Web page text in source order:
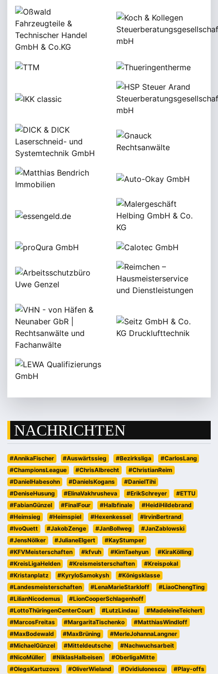
NACHRICHTEN
#AnnikaFischer #Auswärtssieg #Bezirksliga
#CarlosLang
#ChampionsLeague
#ChrisAlbrecht
#ChristianReim
#DanielHabesohn
#DanielsKogans
#DanielTihi
#DeniseHusung
#ElinaVakhrusheva #ErikSchreyer
#ETTU
#FabianGünzel
#FinalFour #Halbfinale
#HeidiHildebrand
#Heimsieg
#Heimspiel #Hexenkessel
#IrvinBertrand
#IvoQuett
#JakobZenge #JanBollweg
#JanZablowski
#JensNölker
#JulianeElgert
#KayStumper
#KFVMeisterschaften
#kfvuh #KimTaehyun
#KiraKölling
#KreisLigaHelden
#Kreismeisterschaften
#Kreispokal
#Kristanplatz
#KyryloSamokysh
#Königsklasse
#Landesmeisterschaften
#LenaMarieStarkloff
#LiaoChengTing
#LilianNicodemus
#LionCooperSchlagenhoff
#LottoThüringenCenterCourt
#LutzLindau
#MadeleineTeichert
#MarcosFreitas
#MargaritaTischenko
#MatthiasWindloff
#MaxBodewald
#MaxBrüning
#MerleJohannaLangner
#MichaelGünzel
#Mitteldeutsche
#Nachwuchsarbeit
#NicoMüller
#NiklasHalbeisen
#OberligaMitte
#OlegsKartuzovs
#OliverWieland #OvidiuIonescu #Play-offs